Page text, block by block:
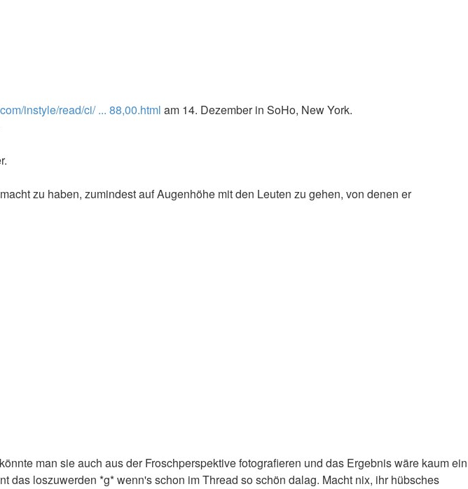
instyle/read/ci/ ... 88,00.html am 14. Dezember in SoHo, New York.
zu haben, zumindest auf Augenhöhe mit den Leuten zu gehen, von denen er
man sie auch aus der Froschperspektive fotografieren und das Ergebnis wäre kaum ein
das loszuwerden *g* wenn's schon im Thread so schön dalag. Macht nix, ihr hübsches